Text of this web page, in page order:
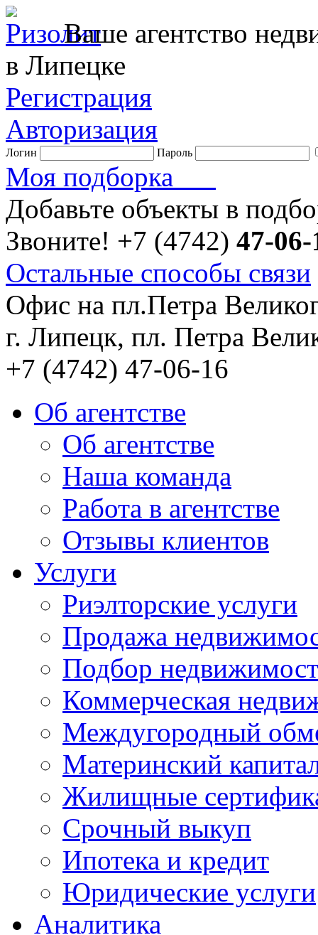
Ваше агентство
в Липецке
Регистрация
Авторизация
Логин Пароль
Моя подборка
Добавьте объекты в
Звоните! +7 (4742) 47-06-
Остальные способы связи
Офис на пл.Петра
г. Липецк, пл. Петра
+7 (4742) 47-06-16
Об агентстве
Об агентстве
Наша команда
Работа в агентстве
Отзывы клиентов
Услуги
Риэлторские услуги
Продажа
Подбор
Коммерческая
Междугородный
Материнский
Жилищные
Срочный выкуп
Ипотека и кредит
Юридические услуги
Аналитика